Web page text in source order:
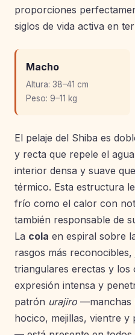
proporciones
siglos de vida activa en
Macho
Altura: 38–41 cm
Peso: 9–11 kg
El pelaje del Shiba es
y recta que repele el
interior densa y suave
térmico. Esta estructura
frío como el calor con
también responsable de
La cola en espiral sobre
rasgos más
triangulares erectas y los
expresión intensa y
patrón urajiro —manchas
hocico, mejillas, vientre y